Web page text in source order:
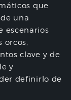
que
una
escenarios
orcos,
clave y de
y
definirlo de